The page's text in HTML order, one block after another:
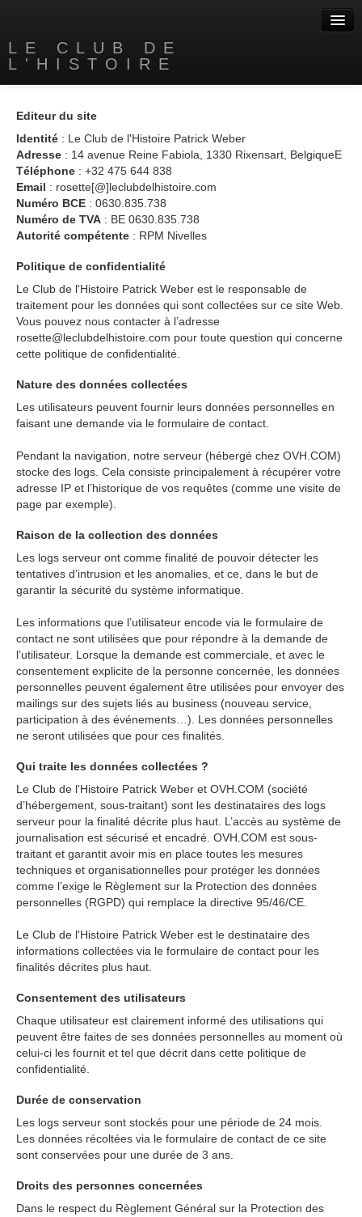
LE CLUB DE
L'HISTOIRE
Nos livres
Contact
Liens
Editeur du site
Identité : Le Club de l'Histoire Patrick Weber
Adresse : 14 avenue Reine Fabiola, 1330 Rixensart, BelgiqueE
Téléphone : +32 475 644 838
Email : rosette[@]leclubdelhistoire.com
Numéro BCE : 0630.835.738
Numéro de TVA : BE 0630.835.738
Autorité compétente : RPM Nivelles
Politique de confidentialité
Le Club de l'Histoire Patrick Weber est le responsable de
traitement pour les données qui sont collectées sur ce site Web.
Vous pouvez nous contacter à l’adresse
rosette@leclubdelhistoire.com pour toute question qui concerne
cette politique de confidentialité.
Nature des données collectées
Les utilisateurs peuvent fournir leurs données personnelles en
faisant une demande via le formulaire de contact.
Pendant la navigation, notre serveur (hébergé chez OVH.COM)
stocke des logs. Cela consiste principalement à récupérer votre
adresse IP et l’historique de vos requêtes (comme une visite de
page par exemple).
Raison de la collection des données
Les logs serveur ont comme finalité de pouvoir détecter les
tentatives d’intrusion et les anomalies, et ce, dans le but de
garantir la sécurité du système informatique.
Les informations que l’utilisateur encode via le formulaire de
contact ne sont utilisées que pour répondre à la demande de
l’utilisateur. Lorsque la demande est commerciale, et avec le
consentement explicite de la personne concernée, les données
personnelles peuvent également être utilisées pour envoyer des
mailings sur des sujets liés au business (nouveau service,
participation à des événements…). Les données personnelles
ne seront utilisées que pour ces finalités.
Qui traite les données collectées ?
Le Club de l'Histoire Patrick Weber et OVH.COM (société
d’hébergement, sous-traitant) sont les destinataires des logs
serveur pour la finalité décrite plus haut. L’accès au système de
journalisation est sécurisé et encadré. OVH.COM est sous-
traitant et garantit avoir mis en place toutes les mesures
techniques et organisationnelles pour protéger les données
comme l’exige le Règlement sur la Protection des données
personnelles (RGPD) qui remplace la directive 95/46/CE.
Le Club de l'Histoire Patrick Weber est le destinataire des
informations collectées via le formulaire de contact pour les
finalités décrites plus haut.
Consentement des utilisateurs
Chaque utilisateur est clairement informé des utilisations qui
peuvent être faites de ses données personnelles au moment où
celui-ci les fournit et tel que décrit dans cette politique de
confidentialité.
Durée de conservation
Les logs serveur sont stockés pour une période de 24 mois.
Les données récoltées via le formulaire de contact de ce site
sont conservées pour une durée de 3 ans.
Droits des personnes concernées
Dans le respect du Règlement Général sur la Protection des